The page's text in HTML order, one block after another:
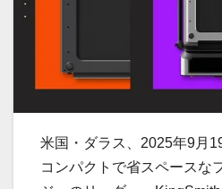
米国・ダラス、2025年9月
コンパクトで省スペースな